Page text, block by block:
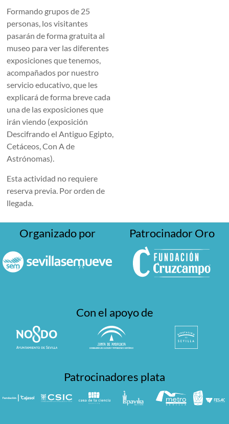
Formando grupos de 25
personas, los visitantes
pasarán de forma gratuita al
museo para ver las diferentes
exposiciones que tenemos,
acompañados por nuestro
servicio educativo, que les
explicará de forma breve cada
una de las exposiciones que
irán viendo (exposición
Descifrando el Antiguo Egipto,
Cetáceos, Con A de
Astrónomas).
Esta actividad no requiere
reserva previa. Por orden de
llegada.
Organizado por Patrocinador Oro
Con el apoyo de
Patrocinadores plata